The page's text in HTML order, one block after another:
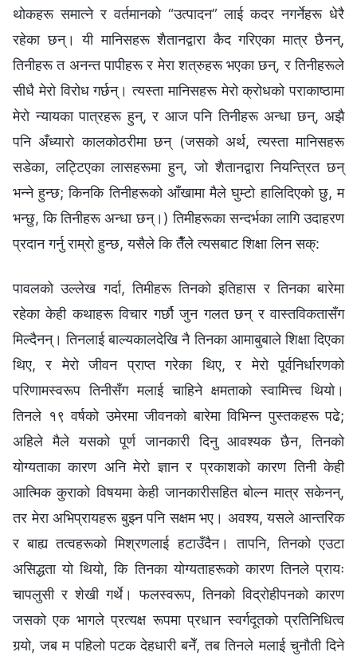
थोकहरू समात्‍ने र वर्तमानको “उत्पादन” लाई कदर नगर्नेहरू धेरै
रहेका छन्। यी मानिसहरू शैतानद्वारा कैद गरिएका मात्र छैनन्,
तिनीहरू त अनन्त पापीहरू र मेरा शत्रुहरू भएका छन्, र तिनीहरूले
सीधै मेरो विरोध गर्छन्। त्यस्ता मानिसहरू मेरो क्रोधको पराकाष्ठामा
मेरो न्यायका पात्रहरू हुन्, र आज पनि तिनीहरू अन्धा छन्, अझै
पनि अँध्यारो कालकोठरीमा छन् (जसको अर्थ, त्यस्ता मानिसहरू
सडेका, लट्टिएका लासहरूमा हुन्, जो शैतानद्वारा नियन्त्रित छन्
भन्‍ने हुन्छ; किनकि तिनीहरूको आँखामा मैले घुम्टो हालिदिएको छु, म
भन्छु, कि तिनीहरू अन्धा छन्।) तिमीहरूका सन्दर्भका लागि उदाहरण
प्रदान गर्नु राम्रो हुन्छ, यसैले कि तैँले त्यसबाट शिक्षा लिन सक्:
पावलको उल्लेख गर्दा, तिमीहरू तिनको इतिहास र तिनका बारेमा
रहेका केही कथाहरू विचार गर्छौ जुन गलत छन् र वास्तविकतासँग
मिल्दैनन्। तिनलाई बाल्यकालदेखि नै तिनका आमाबुबाले शिक्षा दिएका
थिए, र मेरो जीवन प्राप्त गरेका थिए, र मेरो पूर्वनिर्धारणको
परिणामस्वरूप तिनीसँग मलाई चाहिने क्षमताको स्वामित्त्व थियो।
तिनले १९ वर्षको उमेरमा जीवनको बारेमा विभिन्न पुस्तकहरू पढे;
अहिले मैले यसको पूर्ण जानकारी दिनु आवश्यक छैन, तिनको
योग्यताका कारण अनि मेरो ज्ञान र प्रकाशको कारण तिनी केही
आत्मिक कुराको विषयमा केही जानकारीसहित बोल्न मात्र सकेनन्,
तर मेरा अभिप्रायहरू बुझ्न पनि सक्षम भए। अवश्य, यसले आन्तरिक
र बाह्य तत्वहरूको मिश्रणलाई हटाउँदैन। तापनि, तिनको एउटा
असिद्धता यो थियो, कि तिनका योग्यताहरूको कारण तिनले प्रायः
चापलुसी र शेखी गर्थे। फलस्वरूप, तिनको विद्रोहीपनको कारण
जसको एक भागले प्रत्यक्ष रूपमा प्रधान स्वर्गदूतको प्रतिनिधित्व
गर्‍यो, जब म पहिलो पटक देहधारी बनेँ, तब तिनले मलाई चुनौती दिने